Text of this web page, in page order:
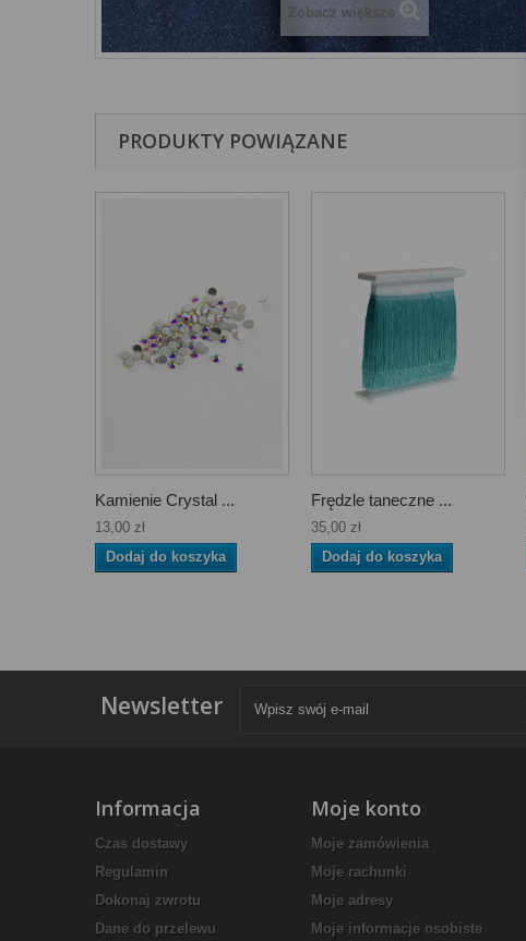
Zobacz większe
PRODUKTY POWIĄZANE
Kamienie Crystal ...
13,00 zł
Dodaj do koszyka
Frędzle taneczne ...
35,00 zł
Dodaj do koszyka
Newsletter
Informacja
Czas dostawy
Regulamin
Dokonaj zwrotu
Dane do przelewu
Moje konto
Moje zamówienia
Moje rachunki
Moje adresy
Moje informacje osobiste